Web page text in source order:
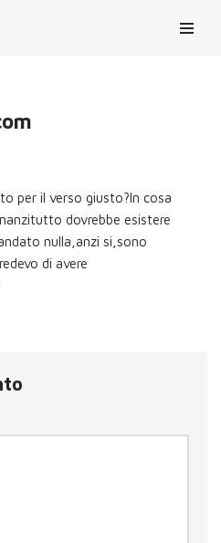
per il verso giusto?In cosa
dovrebbe esistere
nulla,anzi si,sono
di avere